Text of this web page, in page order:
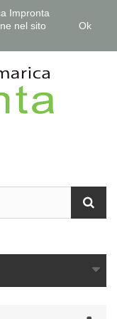
Contattaci
Impronta
nel sito
Ok